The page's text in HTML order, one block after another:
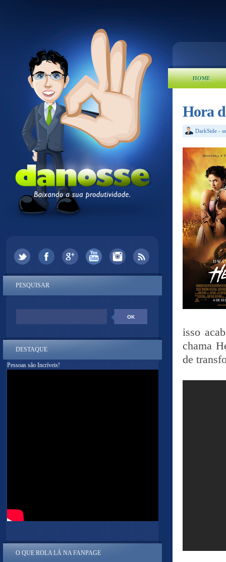
HOME
Hora
DarkSide -
isso
chama
de
PESQUISAR
DESTAQUE
Pessoas são Incríveis!
O QUE ROLA LÁ NA FANPAGE